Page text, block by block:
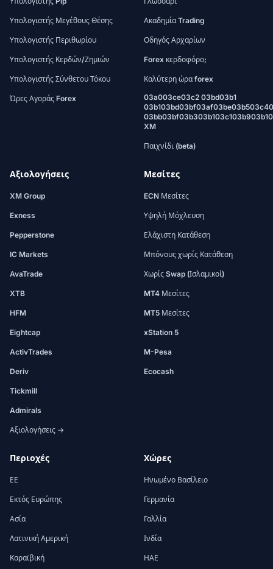
Υπολογιστής Μεγέθους Θέσης
Υπολογιστής Περιθωρίου
Υπολογιστής Κερδών/Ζημιών
Υπολογιστής Σύνθετου Τόκου
Ώρες Αγοράς Forex
Ακαδημία Trading
Οδηγός Αρχαρίων
Forex κερδοφόρο;
Καλύτερη ώρα forex
03a003ce03c2 03bd03b1
XM
Παιχνίδι (beta)
Αξιολογήσεις
XM Group
Exness
Pepperstone
IC Markets
AvaTrade
XTB
HFM
Eightcap
ActivTrades
Deriv
Tickmill
Admirals
Αξιολογήσεις →
Μεσίτες
ECN Μεσίτες
Υψηλή Μόχλευση
Ελάχιστη Κατάθεση
Μπόνους χωρίς Κατάθεση
Χωρίς Swap (Ισλαμικοί)
MT4 Μεσίτες
MT5 Μεσίτες
xStation 5
M-Pesa
Ecocash
Περιοχές
ΕΕ
Εκτός Ευρώπης
Ασία
Λατινική Αμερική
Καραϊβική
Χώρες
Ηνωμένο Βασίλειο
Γερμανία
Γαλλία
Ινδία
ΗΑΕ